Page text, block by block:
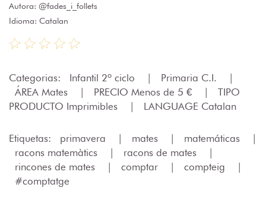
Autora: @fades_i_follets
Idioma: Catalan
Categorias: Infantil 2º ciclo | Primaria C.I.
|
ÁREA Mates
| PRECIO Menos de 5 € |
TIPO
PRODUCTO Imprimibles
| LANGUAGE Catalan
Etiquetas: primavera | mates | matemáticas
|
racons matemàtics
| racons de mates
|
rincones de mates
| comptar | compteig
|
#comptatge